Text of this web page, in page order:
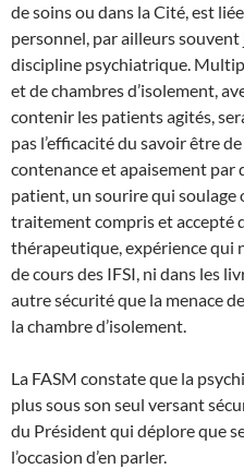
de soins ou dans la Cité, est
personnel, par ailleurs
discipline psychiatrique.
et de chambres d’isolement,
contenir les patients agités,
pas l’efficacité du savoir être
contenance et apaisement par
patient, un sourire qui soulage
traitement compris et accepté
thérapeutique, expérience qui
de cours des IFSI, ni dans les
autre sécurité que la menace
la chambre d’isolement.
La FASM constate que la
plus sous son seul versant
du Président qui déplore que
l’occasion d’en parler.